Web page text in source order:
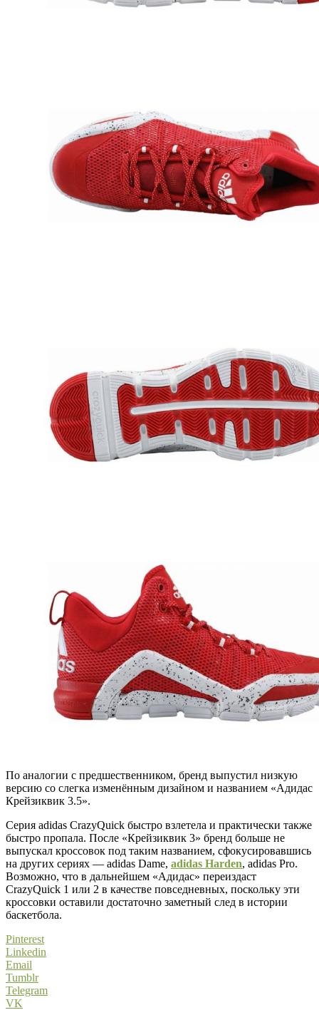
По аналогии с предшественником, бренд выпустил низкую
версию со слегка изменённым дизайном и названием «Адидас
Крейзиквик 3.5».
Серия adidas CrazyQuick быстро взлетела и практически также
быстро пропала. После «Крейзиквик 3» бренд больше не
выпускал кроссовок под таким названием, сфокусировавшись
на других сериях — adidas Dame, adidas Harden, adidas Pro.
Возможно, что в дальнейшем «Адидас» переиздаст
CrazyQuick 1 или 2 в качестве повседневных, поскольку эти
кроссовки оставили достаточно заметный след в истории
баскетбола.
Pinterest
Linkedin
Email
Tumblr
Telegram
VK